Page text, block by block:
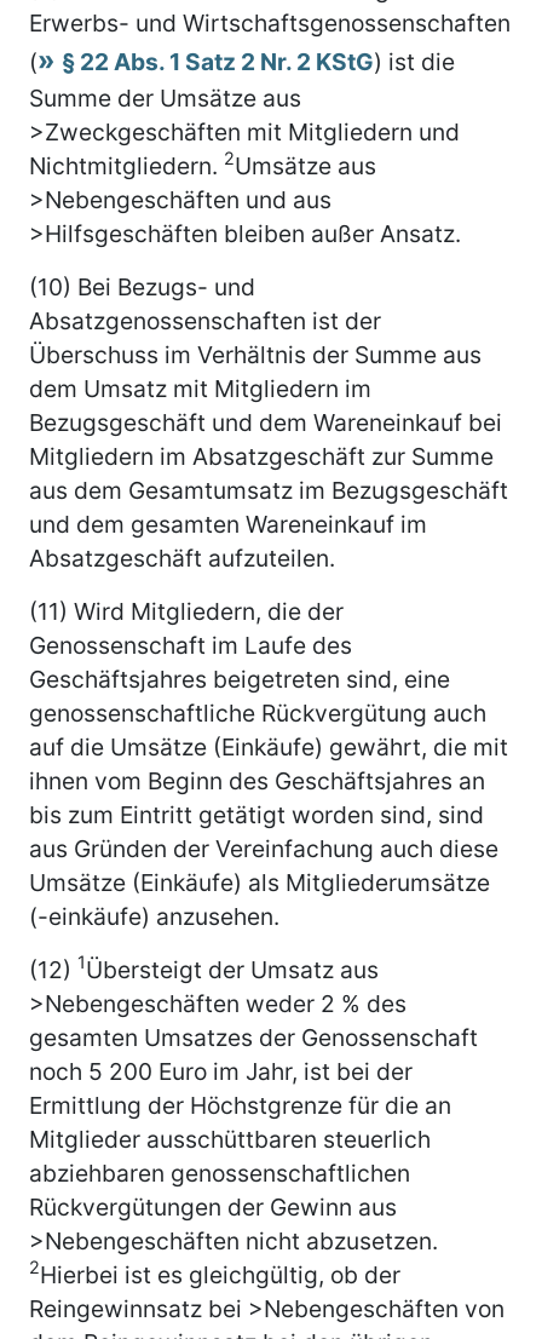
Erwerbs- und Wirtschaftsgenossenschaften
(
§ 22 Abs. 1 Satz 2 Nr. 2 KStG) ist die
Summe der Umsätze aus
>Zweckgeschäften mit Mitgliedern und
Nichtmitgliedern. 2Umsätze aus
>Nebengeschäften und aus
>Hilfsgeschäften bleiben außer Ansatz.
(10) Bei Bezugs- und
Absatzgenossenschaften ist der
Überschuss im Verhältnis der Summe aus
dem Umsatz mit Mitgliedern im
Bezugsgeschäft und dem Wareneinkauf bei
Mitgliedern im Absatzgeschäft zur Summe
aus dem Gesamtumsatz im Bezugsgeschäft
und dem gesamten Wareneinkauf im
Absatzgeschäft aufzuteilen.
(11) Wird Mitgliedern, die der
Genossenschaft im Laufe des
Geschäftsjahres beigetreten sind, eine
genossenschaftliche Rückvergütung auch
auf die Umsätze (Einkäufe) gewährt, die mit
ihnen vom Beginn des Geschäftsjahres an
bis zum Eintritt getätigt worden sind, sind
aus Gründen der Vereinfachung auch diese
Umsätze (Einkäufe) als Mitgliederumsätze
(-einkäufe) anzusehen.
(12) 1Übersteigt der Umsatz aus
>Nebengeschäften weder 2 % des
gesamten Umsatzes der Genossenschaft
noch 5 200 Euro im Jahr, ist bei der
Ermittlung der Höchstgrenze für die an
Mitglieder ausschüttbaren steuerlich
abziehbaren genossenschaftlichen
Rückvergütungen der Gewinn aus
>Nebengeschäften nicht abzusetzen.
2Hierbei ist es gleichgültig, ob der
Reingewinnsatz bei >Nebengeschäften von